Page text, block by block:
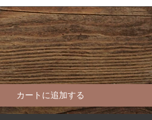
カートに追加する